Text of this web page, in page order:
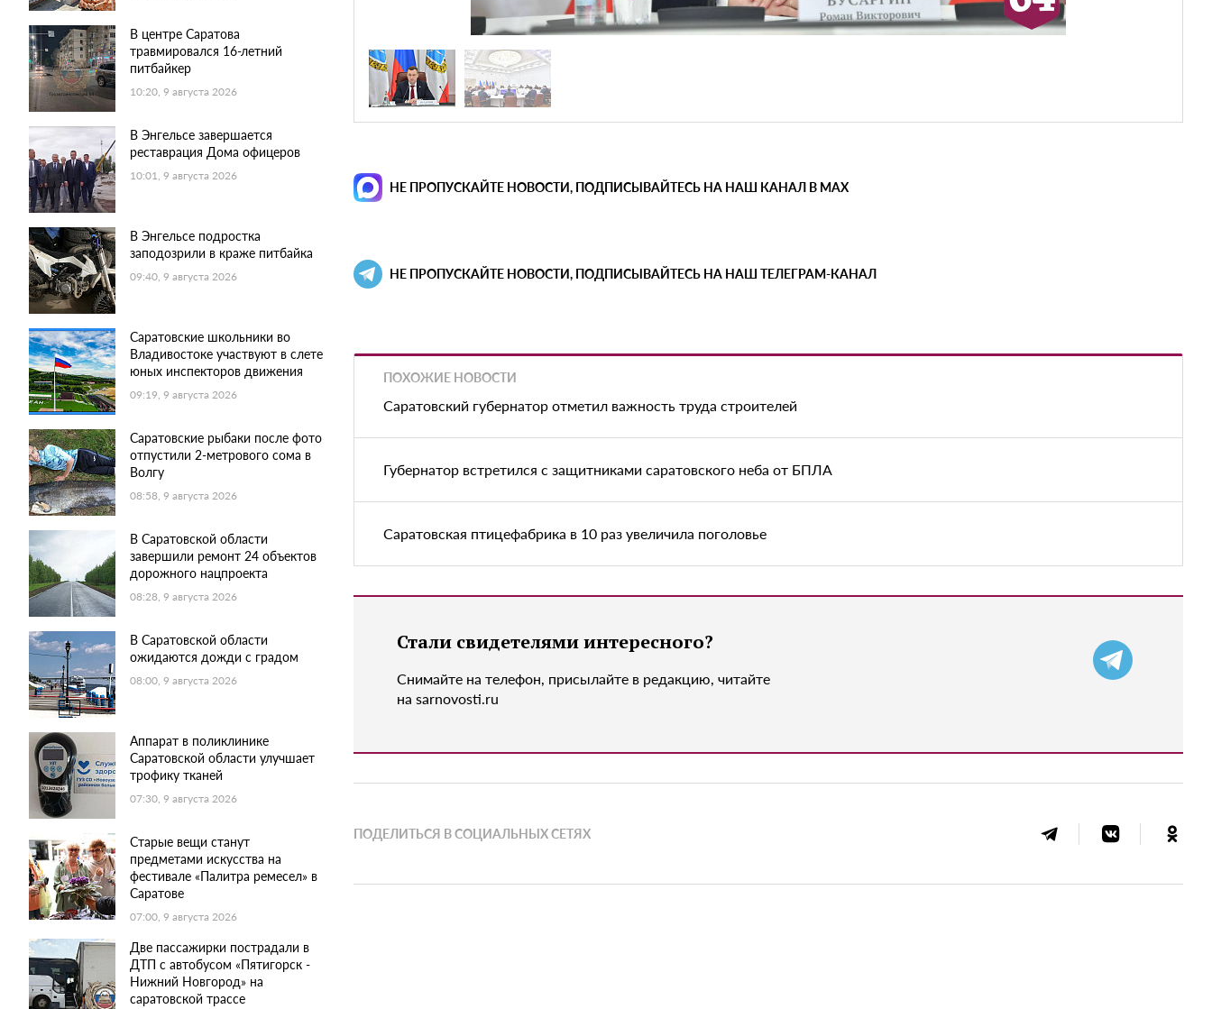
В центре Саратова
травмировался 16-летний
питбайкер
10:20, 9 августа 2026
В Энгельсе завершается
реставрация Дома офицеров
10:01, 9 августа 2026
В Энгельсе подростка
заподозрили в краже питбайка
09:40, 9 августа 2026
Саратовские школьники во
Владивостоке участвуют в слете
юных инспекторов движения
09:19, 9 августа 2026
Саратовские рыбаки после фото
отпустили 2-метрового сома в
Волгу
08:58, 9 августа 2026
В Саратовской области
завершили ремонт 24 объектов
дорожного нацпроекта
08:28, 9 августа 2026
В Саратовской области
ожидаются дожди с градом
08:00, 9 августа 2026
Аппарат в поликлинике
Саратовской области улучшает
трофику тканей
07:30, 9 августа 2026
Старые вещи станут
предметами искусства на
фестивале «Палитра ремесел» в
Саратове
07:00, 9 августа 2026
Две пассажирки пострадали в
ДТП с автобусом «Пятигорск -
Нижний Новгород» на
саратовской трассе
НЕ ПРОПУСКАЙТЕ НОВОСТИ, ПОДПИСЫВАЙТЕСЬ НА НАШ КАНАЛ В MAX
НЕ ПРОПУСКАЙТЕ НОВОСТИ, ПОДПИСЫВАЙТЕСЬ НА НАШ ТЕЛЕГРАМ-КАНАЛ
ПОХОЖИЕ НОВОСТИ
Саратовский губернатор отметил важность труда строителей
Губернатор встретился с защитниками саратовского неба от БПЛА
Саратовская птицефабрика в 10 раз увеличила поголовье
Стали свидетелями интересного?
Снимайте на телефон, присылайте в редакцию, читайте
на sarnovosti.ru
ПОДЕЛИТЬСЯ В СОЦИАЛЬНЫХ СЕТЯХ